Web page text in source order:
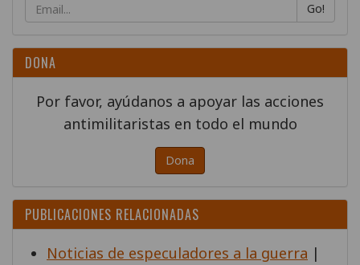
Go!
DONA
Por favor, ayúdanos a apoyar las acciones
antimilitaristas en todo el mundo
Dona
PUBLICACIONES RELACIONADAS
Noticias de especuladores a la guerra |